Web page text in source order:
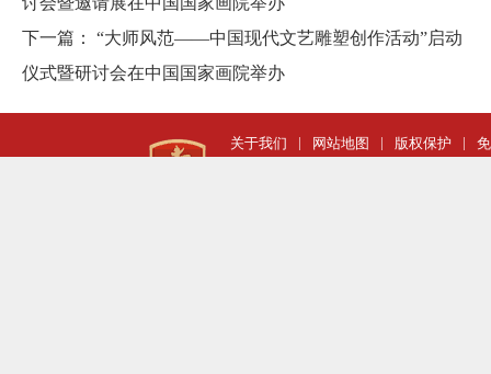
下一篇： “大师风范——中国现代文艺雕塑创作活动”启动
仪式暨研讨会在中国国家画院举办